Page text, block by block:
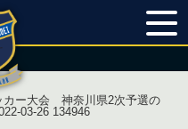
カー大会 神奈川県2次予選の
03-26 134946